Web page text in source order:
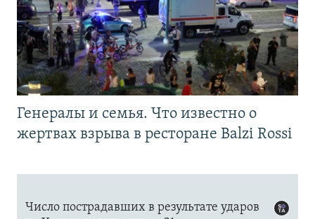
Генералы и семья. Что известно о
жертвах взрыва в ресторане Balzi Rossi